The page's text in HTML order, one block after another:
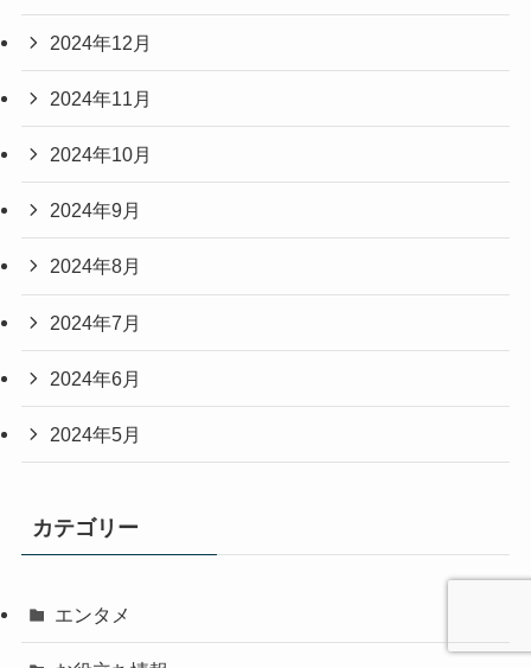
2024年12月
2024年11月
2024年10月
2024年9月
2024年8月
2024年7月
2024年6月
2024年5月
カテゴリー
エンタメ